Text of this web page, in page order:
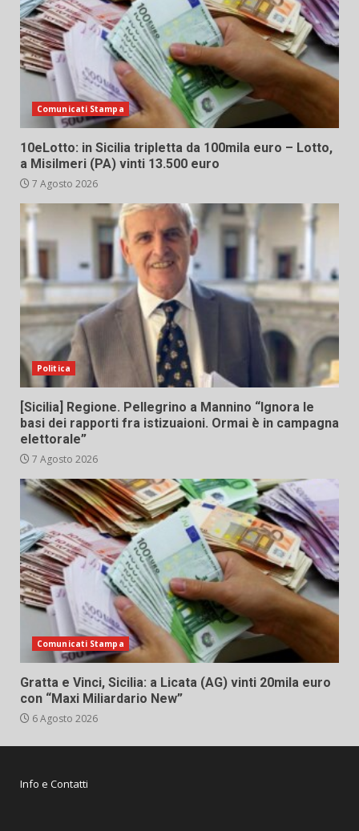
Comunicati Stampa
10eLotto: in Sicilia tripletta da 100mila euro – Lotto,
a Misilmeri (PA) vinti 13.500 euro
7 Agosto 2026
Politica
[Sicilia] Regione. Pellegrino a Mannino “Ignora le
basi dei rapporti fra istizuaioni. Ormai è in campagna
elettorale”
7 Agosto 2026
Comunicati Stampa
Gratta e Vinci, Sicilia: a Licata (AG) vinti 20mila euro
con “Maxi Miliardario New”
6 Agosto 2026
Info e Contatti